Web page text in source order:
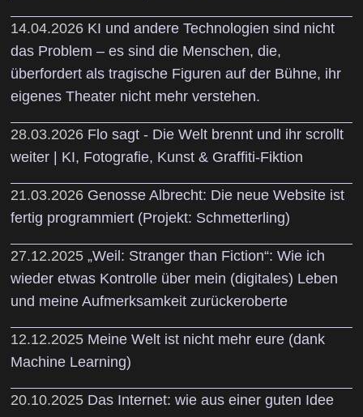
14.04.2026 KI und andere Technologien sind nicht
das Problem – es sind die Menschen, die,
überfordert als tragische Figuren auf der Bühne, ihr
eigenes Theater nicht mehr verstehen.
28.03.2026 Flo sagt - Die Welt brennt und ihr scrollt
weiter | KI, Fotografie, Kunst & Graffiti-Fiktion
21.03.2026 Genosse Albrecht: Die neue Website ist
fertig programmiert (Projekt: Schmetterling)
27.12.2025 „Weil: Stranger than Fiction“: Wie ich
wieder etwas Kontrolle über mein (digitales) Leben
und meine Aufmerksamkeit zurückeroberte
12.12.2025 Meine Welt ist nicht mehr eure (dank
Machine Learning)
20.10.2025 Das Internet: wie aus einer guten Idee